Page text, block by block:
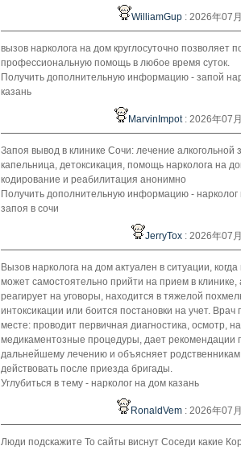
WilliamGup : 2026年07
вызов нарколога на дом круглосуточно позволяет
профессиональную помощь в любое время суток.
Получить дополнительную информацию - запой
казань
MarvinImpot: 2026年07
Запоя вывод в клинике Сочи: лечение алкогольной
капельница, детоксикация, помощь нарколога на
кодирование и реабилитация анонимно
Получить дополнительную информацию - нарколог
запоя в сочи
JerryTox : 2026年07
Вызов нарколога на дом актуален в ситуации,
может самостоятельно прийти на прием в клинике,
реагирует на уговоры, находится в тяжелой
интоксикации или боится постановки на учет. Врач
месте: проводит первичная диагностика, осмотр,
медикаментозные процедуры, дает рекомендации
дальнейшему лечению и объясняет
действовать после приезда бригады.
Углубиться в тему - нарколог на дом казань
RonaldVem : 2026年07
Люди подскажите То сайты виснут Соседи какие